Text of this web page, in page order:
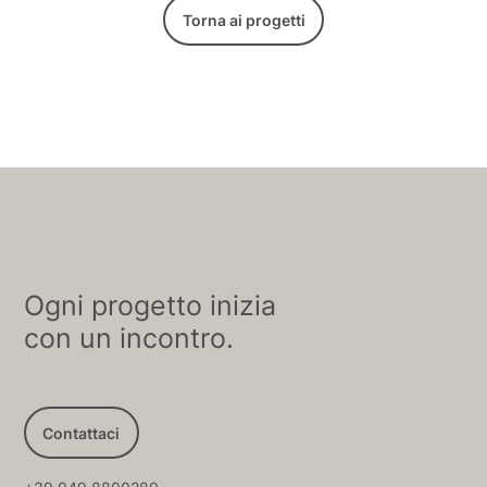
Torna ai progetti
Ogni progetto inizia
con un incontro.
Contattaci